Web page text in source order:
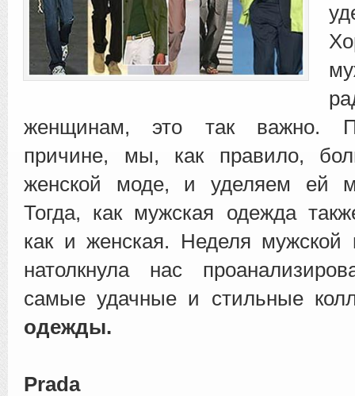
женщинам, это так важно.
причине, мы, как правило,
женской моде, и уделяем ей
Тогда, как мужская одежда
как и женская. Неделя
натолкнула нас
самые удачные и стильные
одежды.
Prada